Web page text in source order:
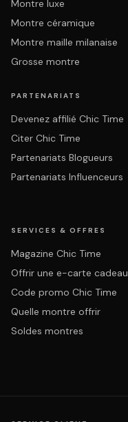
Montre luxe
Montre céramique
Montre maille milanaise
Grosse montre
PARTENARIATS
Devenez affilié Chic Time
Citer Chic Time
Partenariats Blogueurs
Partenariats Influenceurs
SERVICES & OFFRES
Magazine Chic Time
Offrir une e-carte cadeau
Code promo Chic Time
Quelle montre offrir
Soldes montres